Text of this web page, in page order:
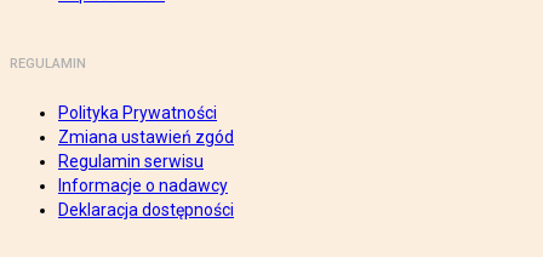
REGULAMIN
Polityka Prywatności
Zmiana ustawień zgód
Regulamin serwisu
Informacje o nadawcy
Deklaracja dostępności